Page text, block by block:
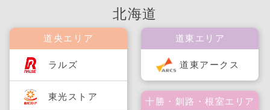
北海道
道央エリア
ラルズ
東光ストア
道東エリア
道東アークス
十勝・釧路・根室エリア